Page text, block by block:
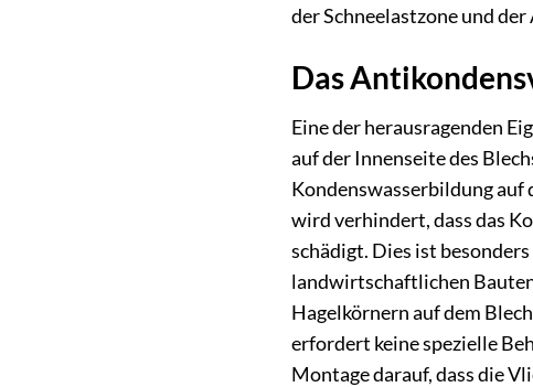
der Schneelastzone und
Das
Eine der herausragenden
auf der Innenseite des
Kondenswasserbildung auf
wird verhindert, dass das
schädigt. Dies ist
landwirtschaftlichen
Hagelkörnern auf dem
erfordert keine spezielle
Montage darauf, dass die